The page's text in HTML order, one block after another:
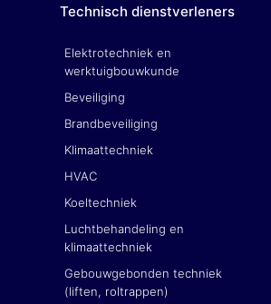
Technisch dienstverleners
Elektrotechniek en
werktuigbouwkunde
Beveiliging
Brandbeveiliging
Klimaattechniek
HVAC
Koeltechniek
Luchtbehandeling en
klimaattechniek
Gebouwgebonden techniek
(liften, roltrappen)